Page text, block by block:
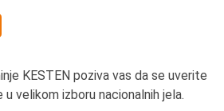
KESTEN poziva vas da se uverite
velikom izboru nacionalnih jela.